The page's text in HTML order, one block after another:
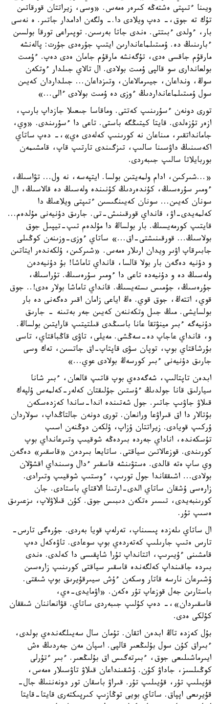
ويىنا ءتىپتى ەشتەڭە كىرەر ەمەس. «وسى، زيراتتان قورقاتىن
تۇك تە جوق،- دەپ ويلادى دا.- ولگەن ادامدار جاتىر. ە نەسى
بار، ءولدى ءبىتتى. ەندى جاتا بەرسىن. توپىراعى تورقا بولسىن
ءبارىنىڭ دە. ۇمىتىلماعاندارىن ايتىپ جۇرەدى جۇرت: پالەنشە
مارقۇم جاقسى ەدى، تۇگەنشە مارقۇم جامان ەدى دەپ. ءۇمىت
بولعاندارى سو قالپى ۇمىت بولادى. ال تالاي جىلدار ءوتكەن
سوڭ، ونداعان، جيىرمالاعان، وتىزداعان... جىلداردان كەيىن
سول ۇمىتىلماعانداردىڭ ءوزى دە ۇمىت بولادى ءالى...»
تورى دونەن ءسۇرىنىپ كەتتى. وماقاسا جىعىلا جازداپ بارىپ،
ازەر تۇزەلدى. قايتا كيتىڭگە باستى. تاعى دا ءسۇرىندى. «وي،
جامانداتقىر، مىناعان نە كورىنىپ كەلەدى ەي»،- دەپ ساتاي
اكەسىنىڭ داۋسىنا سالىپ، تىزگىندى تارتىپ قاپ، قامشىمەن
بوربايلاتا سالىپ جىبەردى.
«...شىركىن، ادام ولمەيتىن بولسا. ايتپەسە، نە ول... تۋاسىڭ،
ءومىر سۇرەسىڭ، كۇندەردىڭ كۇنىندە ولەسىڭ دە قالاسىڭ، ال
سونان كەيىن... سونان كەيىنگىسىن ءتىپتى ويلاعىڭ دا
كەلمەيدى-اۋ، قانداي قورقىنىش-تى. جارىق دۇنيەنى مۇلدەم...
قايتىپ كورمەيسىڭ. بار بولساڭ دا مۇلدەم تىپ-تيپىل جوق
بولاسىڭ... قورقىنىشتى-اق...» ساتاي ءوزى-وزىنەن كوڭىلى
جابىرقاپ اۋىر ويدان ارىلار ەمەس. «شىركىن، ۇلكەندەر ايتاتىن
و دۇنيە دەگەن بار بولا قالسا، قانداي تاماشا! بۇ دۇنيەدەن
ولەسىڭ دە و دۇنيەدە تاعى دا ءومىر سۇرەسىڭ. تۇراسىڭ،
جۇرەسىڭ، جۇمىس ىستەيسىڭ. قانداي تاماشا بولار ەدى!.. جوق
قوي، اتتەڭ، جوق قوي. ەڭ اياعى زامان اقىر دەگەنى دە بار
بولسايشى. مىڭ جىل وتكەننەن كەيىن جەر بەتىنە - جارىق
دۇنيەگە ءبىر مينۋتقا عانا باسىڭدى قىلتيتىپ قارايتىن بولساڭ.
و، قانداي عاجاپ دە-سەڭشى. مەيلى، تاۋى قاڭباقتاي، تاسى
بۇرشاقتاي بوپ، توپان سۋى قاپتاپ-اق جاتسىن، تەك وسى
جارىق دۇنيەنى ءبىر كورسەڭ بولادى عوي...»
ابدەن تاپتالىپ، شەگەدەي بوپ قاتىپ قالعان، ءبىر شانا
سيارلىق قانا جولدىڭ ءۇستىن جۇلىقتان كەلەر-كەلمەس ۇلپەك
قىلاۋ جاۋىپ جاتىر. جول شەتىندە اندا-ساندا كەزدەسكەن
بۇتالار دا اق قىراۋعا ورانعان. تورى دونەن جالتاڭداپ، سولاردان
ۇركىپ قويادى. زيراتتان ۇزاپ، ۇلكەن دوڭنەن اسىپ
تۇسكەندە، اناداي جەردە بىردەڭە شوقيىپ وتىرعانداي بوپ
كورىندى. قوزعالاتىن سياقتى. ساتايعا بىردەن «قاسقىر» دەگەن
وي ساپ ەتە قالدى. ەستۋىنشە قاسقىر ءدال وسىنداي اقشۋلان
بولادى... اشىققاندا جول تورىپ، ءوستىپ شوقيىپ وتىرادى.
زارەسى ۇشقان ساتاي الدى-ارتىنا الاقتاي باستادى. جان
كورىنبەيدى، تىسىر ەتكەن دىبىس جوق. كۇن قىلاۋلاپ، ىزعىرىق
ەسىپ تۇر.
ال ساتاي ىلەزدە پىسىناپ، تەرلەپ قويا بەردى. جۇرەگى تارس-
تارس ەتىپ جارىلىپ كەتەردەي بوپ سوعادى. تاۋەكەل دەپ
قامشىنى ءۇيىرىپ، اتتانداپ تۇرا شاپقىسى دا كەلدى. ەندى
بىردە جاقىنداپ كەلگەندە قاسقىر سياقتى كورىنىپ زارەسىن
ۇشىرعان نارسە قاتار وسكەن ءۇش سيىرقۇيرىق بوپ شىقتى.
باستارىن جەل قوزعاپ تۇر ەكەن. «اۋمايدى-ەي،
قاسقىردان»،- دەپ كۇلىپ جىبەردى ساتاي. قۋانعاننان شىققان
كۇلكى ەدى.
بۇل كەزدە تاڭ ابدەن اتقان. تۇمان سال سەيىلگەندەي بولدى،
ءبىراق كۇن سول بۇلىڭعىر قالپى. اسپان مەن جەردىڭ ەش
ايىرماشىلىعى جوق، ءبىرتەگىس اق بۇلىڭعىر. ءبىر ءتۇرلى
كوڭىلسىز، جاداۋ كۇن. ۇشقىنداعان قىلاۋ تاۋسىلار ەمەس،
قۇيىلىپ تۇر، قۇيىلىپ تۇر. قىراۋ باسقان تور دونەننىڭ جال-
قۇيرىعى اپپاق. ساتاي بويى توڭازىپ كىرپىكتەرى قايتا-قايتا